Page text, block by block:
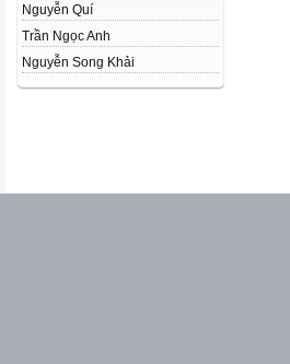
Nguyễn Quí
Trần Ngọc Anh
Nguyễn Song Khải